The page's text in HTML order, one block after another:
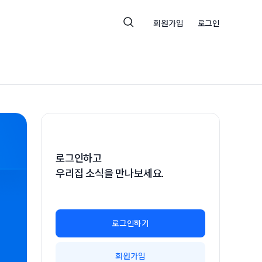
회원가입 로그인
로그인하고
우리집 소식을 만나보세요.
로그인하기
회원가입